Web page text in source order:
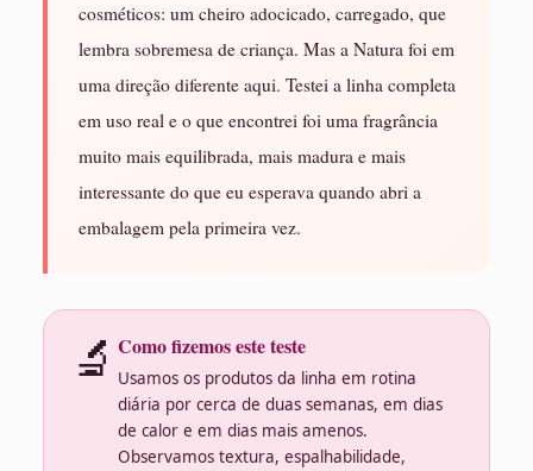
cosméticos: um cheiro adocicado, carregado, que
lembra sobremesa de criança. Mas a Natura foi em
uma direção diferente aqui. Testei a linha completa
em uso real e o que encontrei foi uma fragrância
muito mais equilibrada, mais madura e mais
interessante do que eu esperava quando abri a
embalagem pela primeira vez.
🔬 Como fizemos este teste
Usamos os produtos da linha em rotina
diária por cerca de duas semanas, em dias
de calor e em dias mais amenos.
Observamos textura, espalhabilidade,